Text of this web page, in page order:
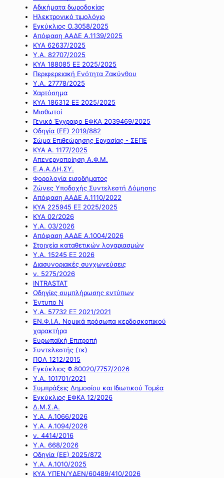
Αδικήματα δωροδοκίας
Ηλεκτρονικό τιμολόγιο
Εγκύκλιος Ο.3058/2025
Απόφαση ΑΑΔΕ Α.1139/2025
ΚΥΑ 62637/2025
Υ.Α. 82707/2025
ΚΥΑ 188085 ΕΞ 2025/2025
Περιφερειακή Ενότητα Ζακύνθου
Υ.Α. 27778/2025
Χαρτόσημα
ΚΥΑ 186312 ΕΞ 2025/2025
Μισθωτοί
Γενικό Έγγραφο ΕΦΚΑ 2039469/2025
Οδηγία (ΕΕ) 2019/882
Σώμα Επιθεώρησης Εργασίας - ΣΕΠΕ
ΚΥΑ Α. 1177/2025
Απενεργοποίηση Α.Φ.Μ.
Ε.Α.Α.ΔΗ.ΣΥ.
Φορολογία εισοδήματος
Ζώνες Υποδοχής Συντελεστή Δόμησης
Απόφαση ΑΑΔΕ Α.1110/2022
ΚΥΑ 225945 ΕΞ 2025/2025
ΚΥΑ 02/2026
Υ.Α. 03/2026
Απόφαση ΑΑΔΕ Α.1004/2026
Στοιχεία καταθετικών λογαριασμών
Υ.Α. 15245 ΕΞ 2026
Διασυνοριακές συγχωνεύσεις
ν. 5275/2026
INTRASTAT
Οδηγίες συμπλήρωσης εντύπων
Έντυπο Ν
Υ.Α. 57732 ΕΞ 2021/2021
ΕΝ.Φ.Ι.Α. Νομικά πρόσωπα κερδοσκοπικού
χαρακτήρα
Ευρωπαϊκή Επιτροπή
Συντελεστής (τκ)
ΠΟΛ 1212/2015
Εγκύκλιος Φ.80020/7757/2026
Υ.Α. 101701/2021
Συμπράξεις Δημοσίου και Ιδιωτικού Τομέα
Εγκύκλιος ΕΦΚΑ 12/2026
Δ.Μ.Σ.Α.
Υ.Α. Α.1066/2026
Υ.Α. Α.1094/2026
ν. 4414/2016
Y.A. 668/2026
Οδηγία (ΕΕ) 2025/872
Υ.Α. Α.1010/2025
ΚΥΑ ΥΠΕΝ/ΥΔΕΝ/60489/410/2026